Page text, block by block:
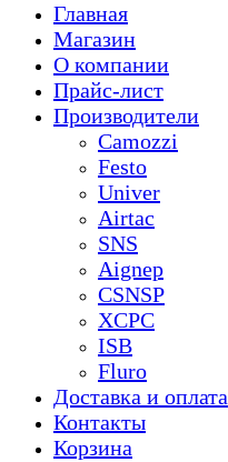
Главная
Магазин
О компании
Прайс-лист
Производители
Camozzi
Festo
Univer
Airtac
SNS
Aignep
CSNSP
XCPC
ISB
Fluro
Доставка и оплата
Контакты
Корзина